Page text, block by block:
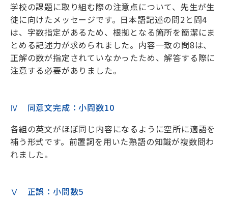
学校の課題に取り組む際の注意点について、先生が生
徒に向けたメッセージです。日本語記述の問2と問4
は、字数指定があるため、根拠となる箇所を簡潔にま
とめる記述力が求められました。内容一致の問8は、
正解の数が指定されていなかったため、解答する際に
注意する必要がありました。
Ⅳ 同意文完成：小問数10
各組の英文がほぼ同じ内容になるように空所に適語を
補う形式です。前置詞を用いた熟語の知識が複数問わ
れました。
Ⅴ 正誤：小問数5